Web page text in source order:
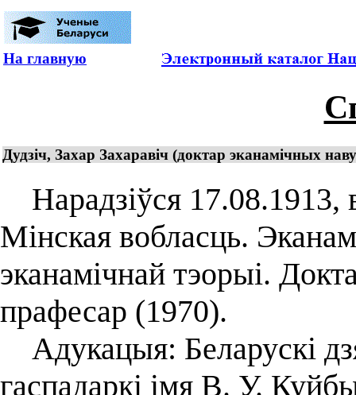
На главную
Дудзіч, Захар Захаравіч (доктар эканамічных
Нарадзіўся
Мінская вобласць.
эканамічнай тэорыі.
прафесар (1970).
Адукацыя: Беларускі
гаспадаркі імя В. У.